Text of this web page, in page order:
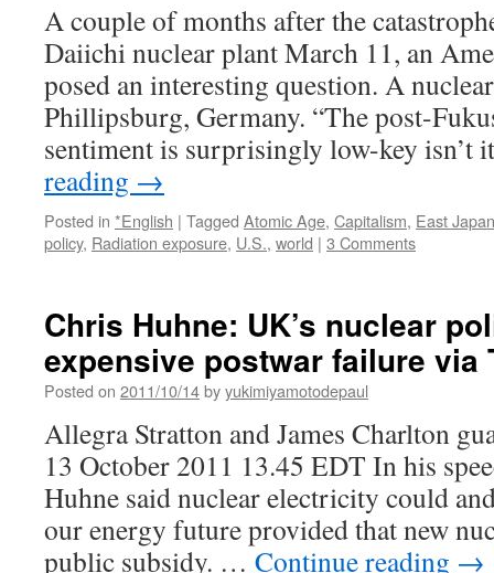
A couple of months after the
Daiichi nuclear plant March 11, an
posed an interesting question. A
Phillipsburg, Germany. “The post-
sentiment is surprisingly low-key
reading →
Posted in *English | Tagged Atomic Age, Capitalism, East
policy, Radiation exposure, U.S., world | 3 Comments
Chris Huhne: UK’s nuclear
expensive postwar failure via
Posted on 2011/10/14byyukimiyamotodepaul
Allegra Stratton and James Charlton
13 October 2011 13.45 EDT In his
Huhne said nuclear electricity could
our energy future provided that new
public subsidy. … Continue reading →